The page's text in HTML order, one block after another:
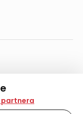
i slične
informacija na
partnera